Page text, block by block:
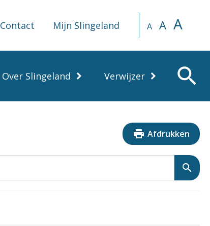
Contact Mijn Slingeland A A A
Over Slingeland Verwijzer search
print Afdrukken
search